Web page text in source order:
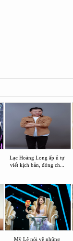
Lạc Hoàng Long ấp ủ tự
viết kịch bản, đóng ch...
Mỹ Lệ nói về những